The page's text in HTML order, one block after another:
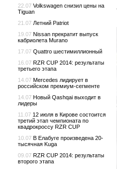
22.07 Volkswagen снизил цены на
Tiguan
21.07 Летний Patriot
19.07 Nissan прекратит выпуск
кабриолета Murano
17.07 Quattro шестимиллионный
16.07 RZR CUP 2014: результаты
третьего этапа
14.07 Mercedes лидирует в
российском премиум-сегменте
14.07 Новый Qashqai выходит в
лидеры
11.07 12 июля в Кирове состоится
третий этап чемпионата по
квадрокроссу RZR CUP
10.07 В Елабуге произведена 20-
тысячная Kuga
09.07 RZR CUP 2014: результаты
второго этапа